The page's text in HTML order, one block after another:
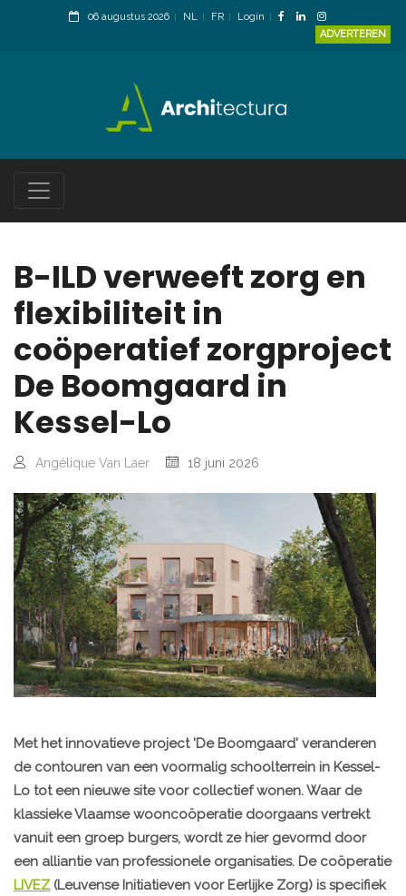
06 augustus 2026 NL FR
Login
ADVERTEREN
B-ILD verweeft zorg en
flexibiliteit in
coöperatief zorgproject
De Boomgaard in
Kessel-Lo
Angélique Van Laer 18 juni 2026
Met het innovatieve project 'De Boomgaard' veranderen
de contouren van een voormalig schoolterrein in Kessel-
Lo tot een nieuwe site voor collectief wonen. Waar de
klassieke Vlaamse wooncoöperatie doorgaans vertrekt
vanuit een groep burgers, wordt ze hier gevormd door
een alliantie van professionele organisaties. De coöperatie
LIVEZ(Leuvense Initiatieven voor Eerlijke Zorg) is specifiek